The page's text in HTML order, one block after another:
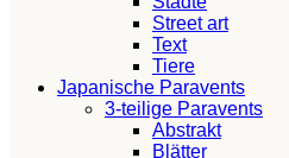
Street art
Text
Tiere
Japanische Paravents
3-teilige Paravents
Abstrakt
Blätter